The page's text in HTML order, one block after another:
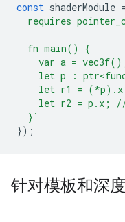
const shaderModule =
requires
  fn main() {
var a =
let p :
let r1 =
let r2 = p.x;
  }`
});
针对模板和深